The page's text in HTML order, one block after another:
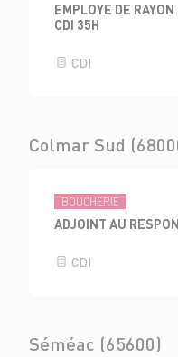
EMPLOYE DE
CDI 35H
CDI
Colmar Sud
BOUCHERIE
ADJOINT AU
CDI
Séméac (65600)